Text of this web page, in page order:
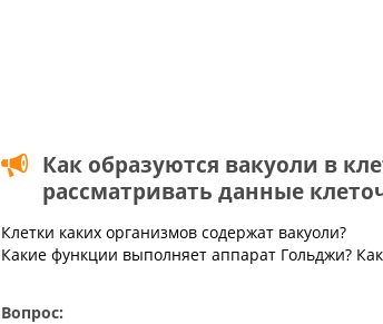
Как образуются вакуоли в
рассматривать данные
Клетки каких организмов содержат вакуоли?
Какие функции выполняет аппарат Гольджи?
Вопрос: